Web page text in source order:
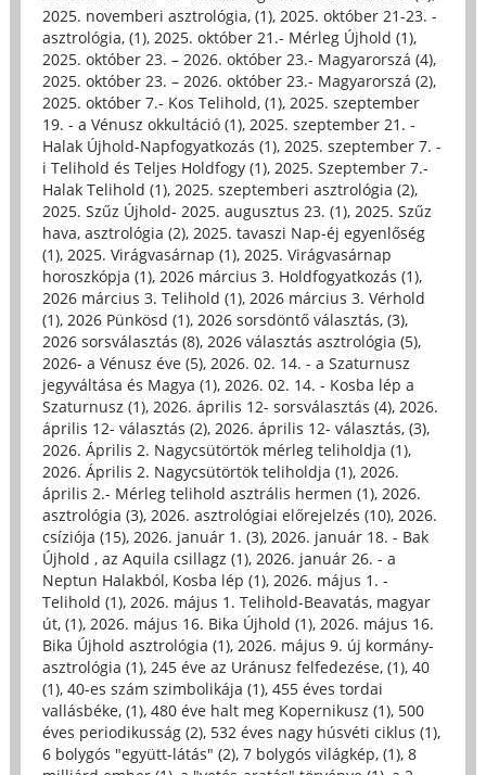
2025. novemberi asztrológia, (1), 2025. október 21-23. -
asztrológia, (1), 2025. október 21.- Mérleg Újhold (1),
2025. október 23. – 2026. október 23.- Magyarorszá (4),
2025. október 23. – 2026. október 23.- Magyarorszá (2),
2025. október 7.- Kos Telihold, (1), 2025. szeptember
19. - a Vénusz okkultáció (1), 2025. szeptember 21. -
Halak Újhold-Napfogyatkozás (1), 2025. szeptember 7. -
i Telihold és Teljes Holdfogy (1), 2025. Szeptember 7.-
Halak Telihold (1), 2025. szeptemberi asztrológia (2),
2025. Szűz Újhold- 2025. augusztus 23. (1), 2025. Szűz
hava, asztrológia (2), 2025. tavaszi Nap-éj egyenlőség
(1), 2025. Virágvasárnap (1), 2025. Virágvasárnap
horoszkópja (1), 2026 március 3. Holdfogyatkozás (1),
2026 március 3. Telihold (1), 2026 március 3. Vérhold
(1), 2026 Pünkösd (1), 2026 sorsdöntő választás, (3),
2026 sorsválasztás (8), 2026 választás asztrológia (5),
2026- a Vénusz éve (5), 2026. 02. 14. - a Szaturnusz
jegyváltása és Magya (1), 2026. 02. 14. - Kosba lép a
Szaturnusz (1), 2026. április 12- sorsválasztás (4), 2026.
április 12- választás (2), 2026. április 12- választás, (3),
2026. Április 2. Nagycsütörtök mérleg teliholdja (1),
2026. Április 2. Nagycsütörtök teliholdja (1), 2026.
április 2.- Mérleg telihold asztrális hermen (1), 2026.
asztrológia (3), 2026. asztrológiai előrejelzés (10), 2026.
csíziója (15), 2026. január 1. (3), 2026. január 18. - Bak
Újhold , az Aquila csillagz (1), 2026. január 26. - a
Neptun Halakból, Kosba lép (1), 2026. május 1. -
Telihold (1), 2026. május 1. Telihold-Beavatás, magyar
út, (1), 2026. május 16. Bika Újhold (1), 2026. május 16.
Bika Újhold asztrológia (1), 2026. május 9. új kormány-
asztrológia (1), 245 éve az Uránusz felfedezése, (1), 40
(1), 40-es szám szimbolikája (1), 455 éves tordai
vallásbéke, (1), 480 éve halt meg Kopernikusz (1), 500
éves periodikusság (2), 532 éves nagy húsvéti ciklus (1),
6 bolygós "együtt-látás" (2), 7 bolygós világkép, (1), 8